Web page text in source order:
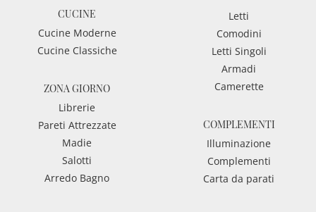
CUCINE
Cucine Moderne
Cucine Classiche
ZONA GIORNO
Librerie
Pareti Attrezzate
Madie
Salotti
Arredo Bagno
Letti
Comodini
Letti Singoli
Armadi
Camerette
COMPLEMENTI
Illuminazione
Complementi
Carta da parati